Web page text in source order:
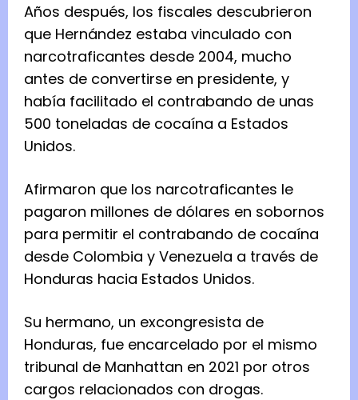
Años después, los fiscales descubrieron
que Hernández estaba vinculado con
narcotraficantes desde 2004, mucho
antes de convertirse en presidente, y
había facilitado el contrabando de unas
500 toneladas de cocaína a Estados
Unidos.
Afirmaron que los narcotraficantes le
pagaron millones de dólares en sobornos
para permitir el contrabando de cocaína
desde Colombia y Venezuela a través de
Honduras hacia Estados Unidos.
Su hermano, un excongresista de
Honduras, fue encarcelado por el mismo
tribunal de Manhattan en 2021 por otros
cargos relacionados con drogas.